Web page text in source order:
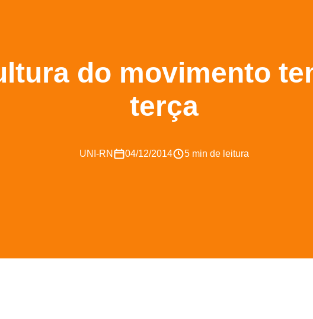
do movimento
terça
UNI-RN 04/12/2014 5 min de leitura